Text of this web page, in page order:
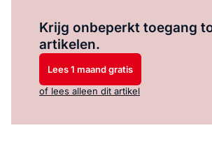
Krijg onbeperkt toegang
artikelen.
Lees 1 maand gratis
of lees alleen dit artikel